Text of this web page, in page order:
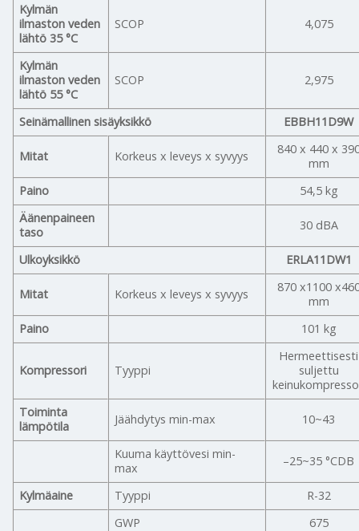
Kylmän
ilmaston veden
lähtö 35 °C
SCOP 4,075
Kylmän
ilmaston veden
lähtö 55 °C
SCOP 2,975
Seinämallinen sisäyksikkö EBBH11D9W
Mitat Korkeus x leveys x syvyys
840 x 440 x
mm
Paino
54,5 kg
Äänenpaineen
taso
30 dBA
Ulkoyksikkö ERLA11DW1
Mitat Korkeus x leveys x syvyys
870 x1100
mm
Paino
101 kg
Kompressori Tyyppi
Hermeettisesti
suljettu
Toiminta
lämpötila
Jäähdytys min-max 10~43
Kuuma käyttövesi min-
max
–25~35 °CDB
Kylmäaine Tyyppi
R-32
GWP
675